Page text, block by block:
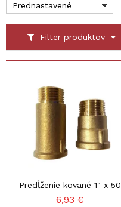
Filter produktov
Prednastavené
Predĺženie kované 1" x 50
6,93 €